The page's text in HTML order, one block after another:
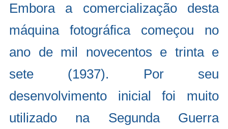
Embora a comercialização desta
máquina fotográfica começou no
ano de mil novecentos e trinta e
sete (1937). Por seu
desenvolvimento inicial foi muito
utilizado na Segunda Guerra